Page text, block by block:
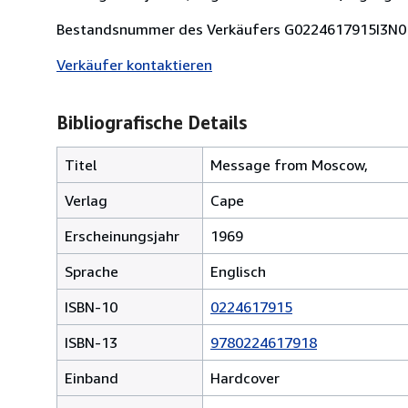
Bestandsnummer des Verkäufers
Verkäufer kontaktieren
Bibliografische Details
Titel
Message from Moscow,
Verlag
Cape
Erscheinungsjahr
1969
Sprache
Englisch
ISBN-10
0224617915
ISBN-13
9780224617918
Einband
Hardcover